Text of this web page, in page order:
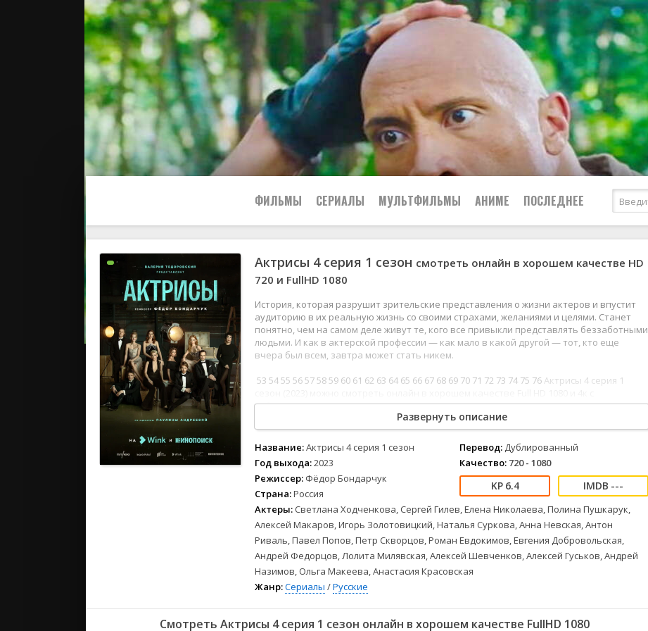
ФИЛЬМЫ
Все
2023
2022
2021
Зарубежные
Детективы
Детские
Драмы
Криминал
Семейные
Спорт
СЕРИАЛЫ МУЛЬТФИЛЬМЫ АНИМЕ ПОСЛЕДНЕЕ
Все
2023
2022
Зарубежные
Фильмы из соцетей
Актрисы 4 серия 1 сезон смотреть онлайн в хорошем качестве HD
720 и FullHD 1080
История, которая разрушит зрительские представления о жизни актеров и впустит
аудиторию в их реальную жизнь со своими страхами, желаниями и целями. Станет
понятно, чем на самом деле живут те, кого все привыкли представлять беззаботными
людьми. И как в актерской профессии — как мало в какой другой — тот, кто еще
вчера был всем, завтра может стать никем.
53 54 55 56 57 58 59 60 61 62 63 64 65 66 67 68 69 70 71 72 73 74 75 76 Актрисы 4 серия 1
дублированным переводом и отличным звуком.
Развернуть описание
Название:Актрисы 4 серия 1 сезон
Год выхода:2023
Режиссер: Фёдор Бондарчук
Страна:Россия
Перевод: Дублированный
Качество: 720 - 1080
6.4 ---
Актеры: Светлана Ходченкова, Сергей Гилев, Елена Николаева, Полина Пушкарук,
Алексей Макаров, Игорь Золотовицкий, Наталья Суркова, Анна Невская, Антон
Риваль, Павел Попов, Петр Скворцов, Роман Евдокимов, Евгения Добровольская,
Андрей Федорцов, Лолита Милявская, Алексей Шевченков, Алексей Гуськов, Андрей
Назимов, Ольга Макеева, Анастасия Красовская
Жанр:Сериалы /Русские
Смотреть Актрисы 4 серия 1 сезон онлайн в хорошем качестве FullHD 1080